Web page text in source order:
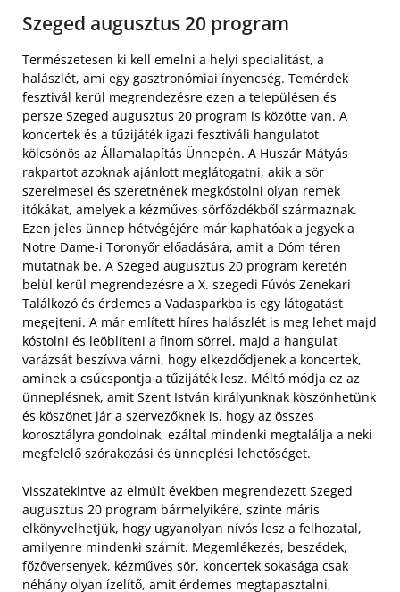
Szeged augusztus 20 program
Természetesen ki kell emelni a helyi specialitást, a
halászlét, ami egy gasztronómiai ínyencség. Temérdek
fesztivál kerül megrendezésre ezen a településen és
persze Szeged augusztus 20 program is közötte van. A
koncertek és a tűzijáték igazi fesztiváli hangulatot
kölcsönös az Államalapítás Ünnepén. A Huszár Mátyás
rakpartot azoknak ajánlott meglátogatni, akik a sör
szerelmesei és szeretnének megkóstolni olyan remek
itókákat, amelyek a kézműves sörfőzdékből származnak.
Ezen jeles ünnep hétvégéjére már kaphatóak a jegyek a
Notre Dame-i Toronyőr előadására, amit a Dóm téren
mutatnak be. A Szeged augusztus 20 program keretén
belül kerül megrendezésre a X. szegedi Fúvós Zenekari
Találkozó és érdemes a Vadasparkba is egy látogatást
megejteni. A már említett híres halászlét is meg lehet majd
kóstolni és leöblíteni a finom sörrel, majd a hangulat
varázsát beszívva várni, hogy elkezdődjenek a koncertek,
aminek a csúcspontja a tűzijáték lesz. Méltó módja ez az
ünneplésnek, amit Szent István királyunknak köszönhetünk
és köszönet jár a szervezőknek is, hogy az összes
korosztályra gondolnak, ezáltal mindenki megtalálja a neki
megfelelő szórakozási és ünneplési lehetőséget.
Visszatekintve az elmúlt években megrendezett Szeged
augusztus 20 program bármelyikére, szinte máris
elkönyvelhetjük, hogy ugyanolyan nívós lesz a felhozatal,
amilyenre mindenki számít. Megemlékezés, beszédek,
főzőversenyek, kézműves sör, koncertek sokasága csak
néhány olyan ízelítő, amit érdemes megtapasztalni,